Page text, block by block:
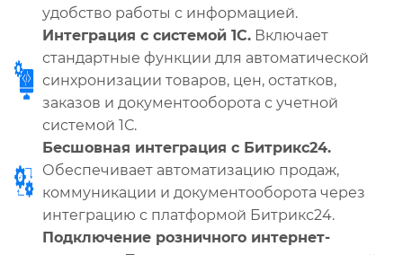
удобство работы с информацией.
Интеграция с системой 1С. Включает
стандартные функции для автоматической
синхронизации товаров, цен, остатков,
заказов и документооборота с учетной
системой 1С.
Бесшовная интеграция с Битрикс24.
Обеспечивает автоматизацию продаж,
коммуникации и документооборота через
интеграцию с платформой Битрикс24.
Подключение розничного интернет-